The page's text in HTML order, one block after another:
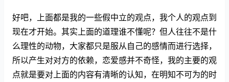
好吧，上面都是我的一些假中立的观点，我个人的观点到
现在才开始。其实上面的道理谁不懂呢？但人往往不是什
么理性的动物，大家都只是服从自己的感情而进行选择，
所以产生对对方的依赖，恋爱感并不奇怪，我的主要的观
点就是要对上面的内容有清晰的认知，在明知不可为的时